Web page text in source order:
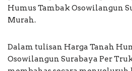
Humus Tambak Osowilangun
Murah.
Dalam tulisan Harga Tanah
Osowilangun Surabaya Per